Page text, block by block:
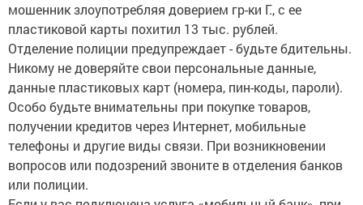
мошенник злоупотребляя доверием гр-ки Г., с ее
пластиковой карты похитил 13 тыс. рублей.
Отделение полиции предупреждает - будьте бдительны.
Никому не доверяйте свои персональные данные,
данные пластиковых карт (номера, пин-коды, пароли).
Особо будьте внимательны при покупке товаров,
получении кредитов через Интернет, мобильные
телефоны и другие виды связи. При возникновении
вопросов или подозрений звоните в отделения банков
или полиции.